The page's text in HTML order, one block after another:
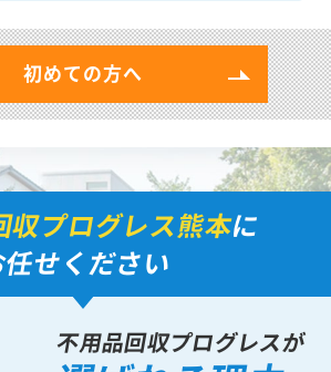
初めての方へ
収プログレス熊本に
せください
不用品回収プログレスが